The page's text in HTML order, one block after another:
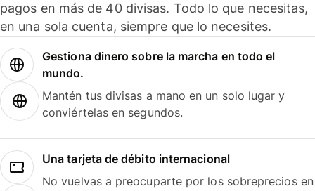
pagos en más de 40 divisas. Todo lo que necesitas,
en una sola cuenta, siempre que lo necesites.
Gestiona dinero sobre la marcha en todo el
mundo.
Mantén tus divisas a mano en un solo lugar y
conviértelas en segundos.
Una tarjeta de débito internacional
No vuelvas a preocuparte por los sobreprecios en